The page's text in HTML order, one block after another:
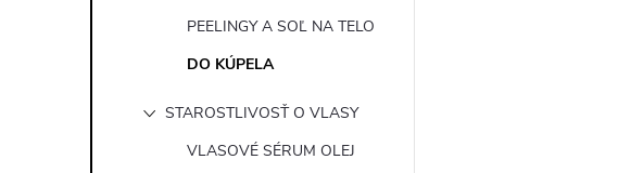
PEELINGY A SOĽ NA TELO
DO KÚPELA
STAROSTLIVOSŤ O VLASY
VLASOVÉ SÉRUM OLEJ